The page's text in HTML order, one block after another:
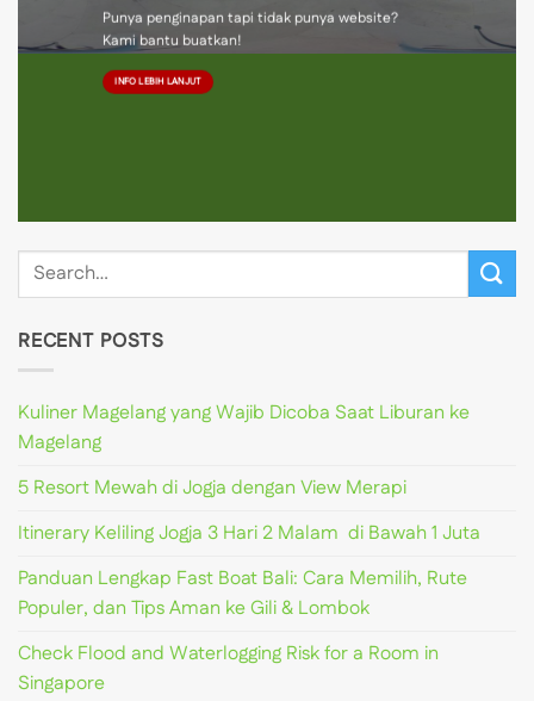
Punya penginapan tapi tidak punya website?
Kami bantu buatkan!
INFO LEBIH LANJUT
RECENT POSTS
Kuliner Magelang yang Wajib Dicoba Saat Liburan ke
Magelang
5 Resort Mewah di Jogja dengan View Merapi
Itinerary Keliling Jogja 3 Hari 2 Malam di Bawah 1 Juta
Panduan Lengkap Fast Boat Bali: Cara Memilih, Rute
Populer, dan Tips Aman ke Gili & Lombok
Check Flood and Waterlogging Risk for a Room in
Singapore